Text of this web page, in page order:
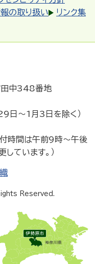
の取り扱い
リンク集
中348番地
日～1月3日を除く）
付時間は午前9時～午後
ています。）
Reserved.